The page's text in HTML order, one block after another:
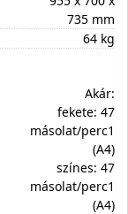
735 mm
64 kg
Akár:
fekete: 47
másolat/perc1
(A4)
színes: 47
másolat/perc1
(A4)